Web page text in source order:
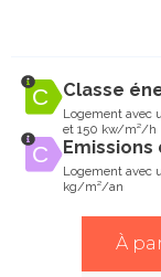
Classe
Logement avec
et 150 kw/m²/h
Logement avec
kg/m²/an
À